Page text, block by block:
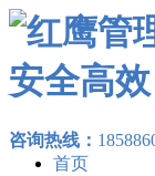
咨询热线：
首页